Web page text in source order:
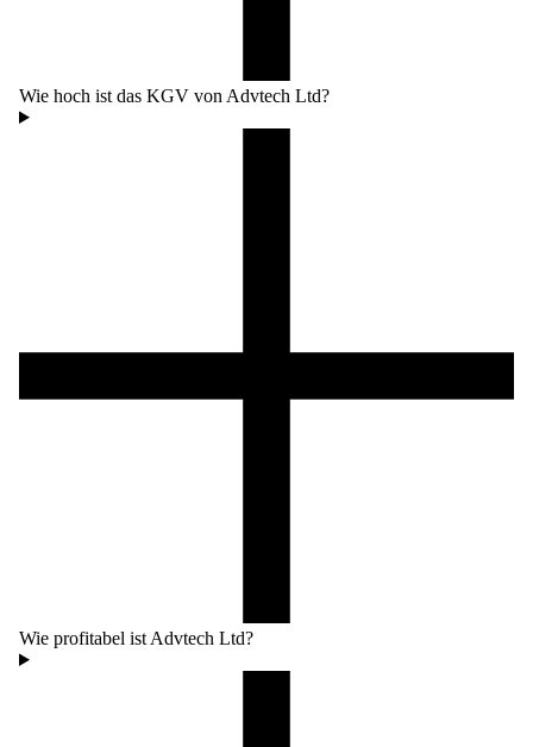
Wie hoch ist das KGV von Advtech Ltd?
Wie profitabel ist Advtech Ltd?